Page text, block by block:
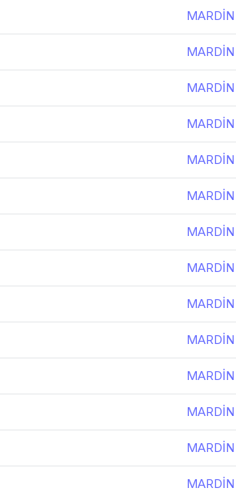
MARDİN
MARDİN
MARDİN
MARDİN
MARDİN
MARDİN
MARDİN
MARDİN
MARDİN
MARDİN
MARDİN
MARDİN
MARDİN
MARDİN